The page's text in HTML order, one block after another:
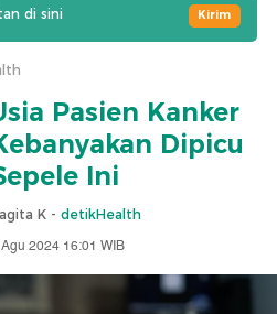
di sini Kirim
Pasien Kanker
Dipicu
Ini
K - detikHealth
2024 16:01 WIB